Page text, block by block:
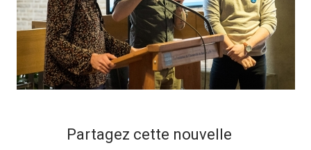
Partagez cette nouvelle